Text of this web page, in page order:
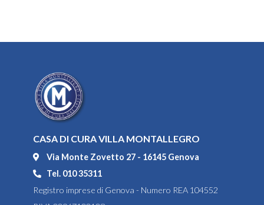
CASA DI CURA VILLA MONTALLEGRO
Via Monte Zovetto 27 - 16145 Genova
Tel. 010 35311
Registro imprese di Genova - Numero REA 104552